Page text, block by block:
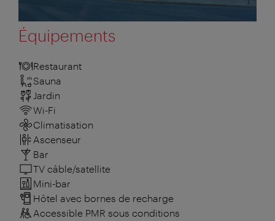
Équipements
Restaurant
Sauna
Jardin
Wi-Fi
Climatisation
Ascenseur
Bar
TV câble/satellite
Mini-bar
Hôtel avec bornes de recharge
Accessible PMR sous conditions